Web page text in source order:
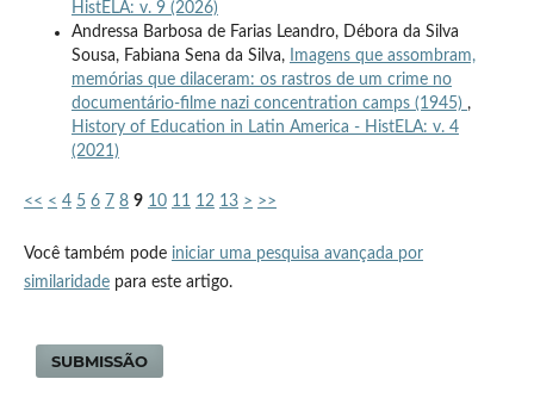
HistELA: v. 9 (2026)
Andressa Barbosa de Farias Leandro, Débora da Silva
Sousa, Fabiana Sena da Silva,
Imagens que assombram,
memórias que dilaceram: os rastros de um crime no
documentário-filme nazi concentration camps (1945) ,
History of Education in Latin America - HistELA: v. 4
(2021)
<< < 4 5 6 7 8 9 10 11 12 13 > >>
Você também pode iniciar uma pesquisa avançada por
similaridadepara este artigo.
SUBMISSÃO